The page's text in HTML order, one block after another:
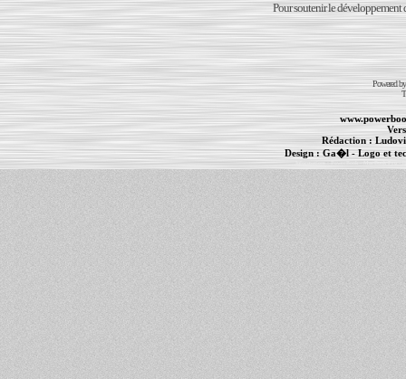
Pour soutenir le développement
Powered
Rédaction :
Design :Ga�l- Logo et
Informations :